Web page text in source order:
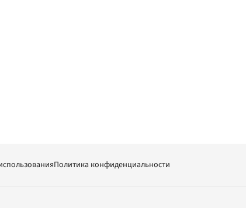
Политика конфиденциальности